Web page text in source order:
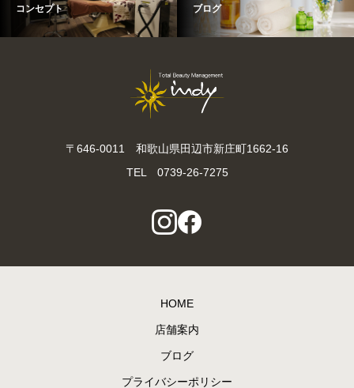
コンセプト ブログ
〒646-0011 和歌山県田辺市新庄町1662-16
TEL 0739-26-7275
HOME
店舗案内
ブログ
プライバシーポリシー